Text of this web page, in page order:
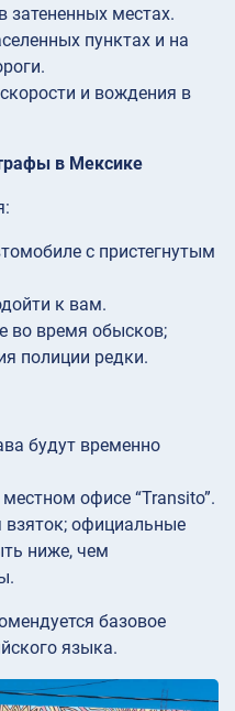
затененных местах.
пунктах и на
и вождения в
в Мексике
с пристегнутым
к вам.
во время обысков;
полиции редки.
будут временно
офисе “Transito”.
взяток; официальные
ниже, чем
базовое
языка.